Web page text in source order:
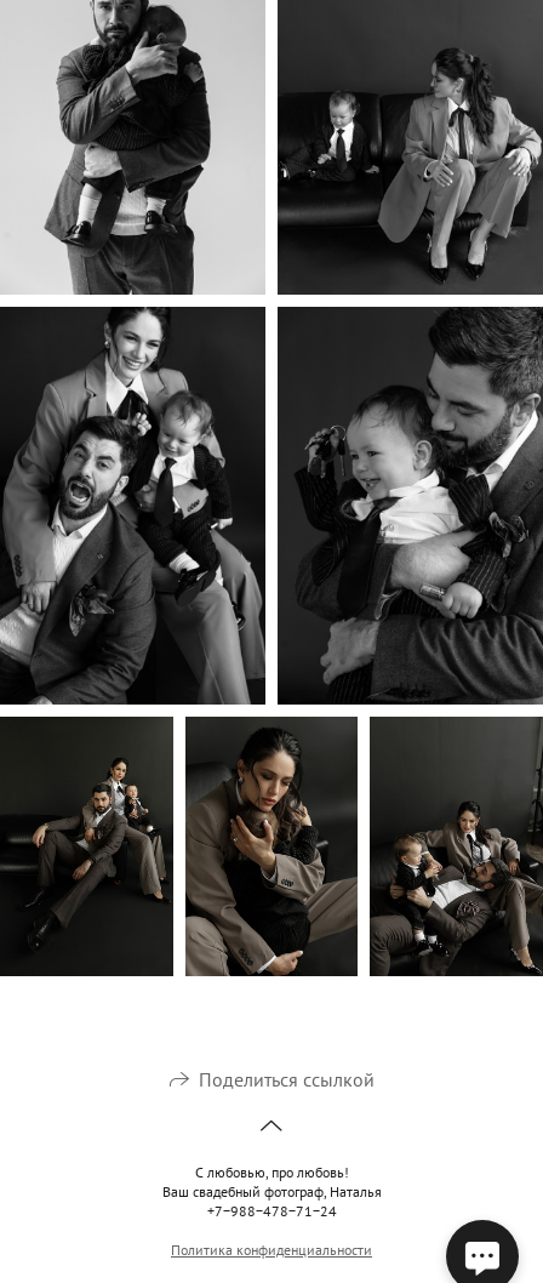
Поделиться ссылкой
С любовью, про любовь!
Ваш свадебный фотограф, Наталья
+7−988−478−71−24
Политика конфиденциальности